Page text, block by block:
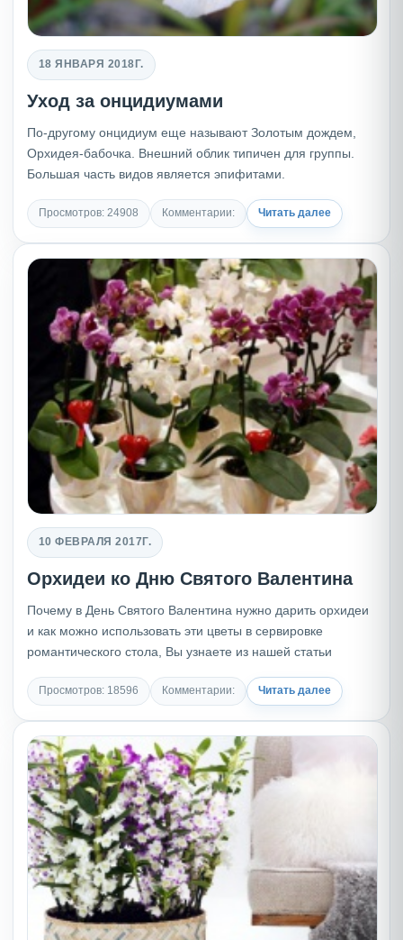
18 ЯНВАРЯ 2018Г.
Уход за онцидиумами
По-другому онцидиум еще называют Золотым дождем,
Орхидея-бабочка. Внешний облик типичен для группы.
Большая часть видов является эпифитами.
Просмотров: 24908 Комментарии: Читать далее
10 ФЕВРАЛЯ 2017Г.
Орхидеи ко Дню Святого Валентина
Почему в День Святого Валентина нужно дарить орхидеи
и как можно использовать эти цветы в сервировке
романтического стола, Вы узнаете из нашей статьи
Просмотров: 18596 Комментарии: Читать далее